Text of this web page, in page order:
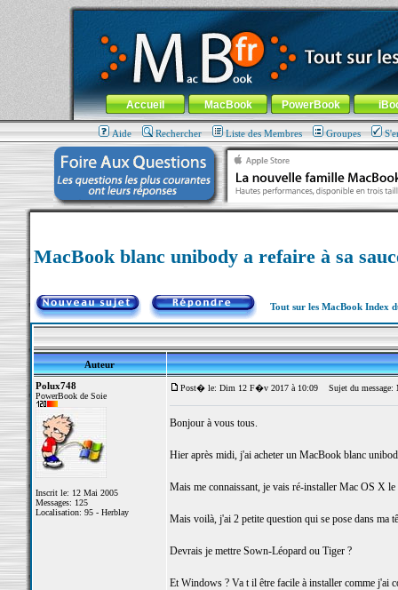
MacBook-fr.com : 100% Apple... 100% nomade !
Aller au contenu-Aller au menu général-Aller au menu de
Menu général
Accueil MacBook PowerBook
Aide Rechercher Liste des Membres Groupes
MacBook blanc unibody a refaire à sa
Tout sur les MacBook Index
Auteur
Polux748
PowerBook de Soie
Inscrit le: 12 Mai 2005
Messages: 125
Localisation: 95 - Herblay
Post� le: Dim 12 F�v 2017 à 10:09 Sujet du message:
Bonjour à vous tous.
Hier après midi, j'ai acheter un MacBook blanc
Mais me connaissant, je vais ré-installer Mac OS X
Mais voilà, j'ai 2 petite question qui se pose dans ma
Devrais je mettre Sown-Léopard ou Tiger ?
Et Windows ? Va t il être facile à installer comme j'ai